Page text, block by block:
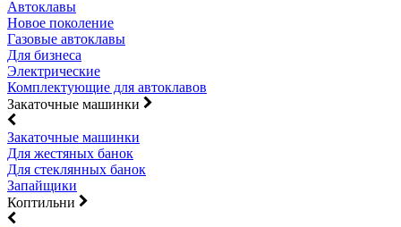
Автоклавы
Новое поколение
Газовые автоклавы
Для бизнеса
Электрические
Комплектующие для автоклавов
Закаточные машинки
Закаточные машинки
Для жестяных банок
Для стеклянных банок
Запайщики
Коптильни